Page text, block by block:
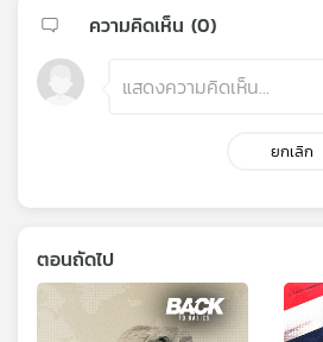
ความคิดเห็น (0)
ยกเลิก
ตอนถัดไป